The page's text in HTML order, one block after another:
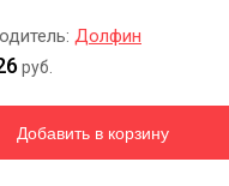
Долфин
руб.